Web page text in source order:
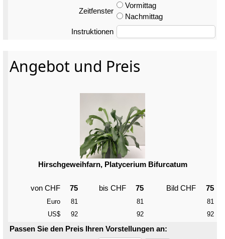
Zeitfenster
Vormittag
Nachmittag
Instruktionen
Angebot und Preis
Hirschgeweihfarn, Platycerium Bifurcatum
von CHF 75 bis CHF 75 Bild CHF 75
Euro 81 81
81
US$
92 92 92
Passen Sie den Preis Ihren Vorstellungen an: